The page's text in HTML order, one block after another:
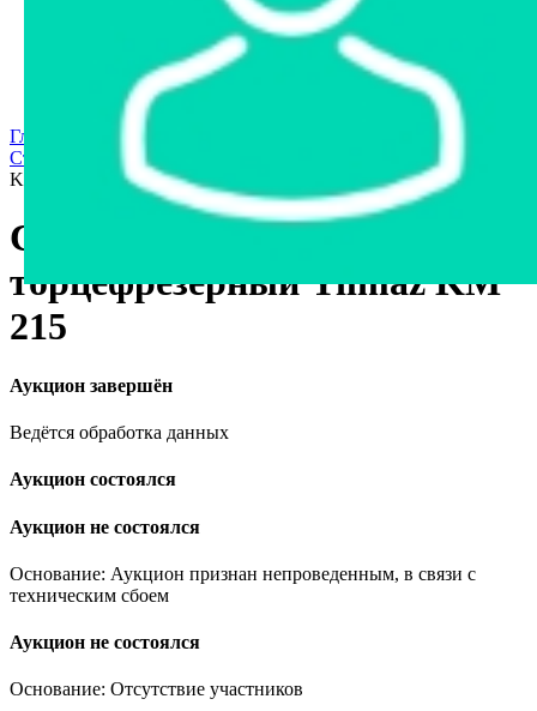
Арестованное имущество
Реестр несостоявшихся торгов
Реестр переоценок
Государственное имущество
Главная страница
Станки и оборудование
Станок ПВХ торцефрезерный Yilmaz
KM 215
Станок ПВХ
торцефрезерный Yilmaz KM
215
Аукцион завершён
Ведётся обработка данных
Аукцион состоялся
Аукцион не состоялся
Основание: Аукцион признан непроведенным, в связи с
техническим сбоем
Аукцион не состоялся
Основание: Отсутствие участников